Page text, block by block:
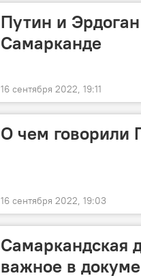
Путин и
Самарканде
16 сентября 2022, 19:11
О чем говорили
16 сентября 2022, 19:03
Самаркандская
важное в